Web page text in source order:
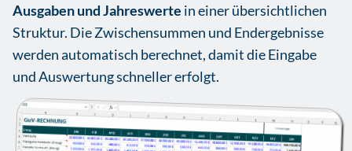
Ausgaben und Jahreswerte in einer übersichtlichen
Struktur. Die Zwischensummen und Endergebnisse
werden automatisch berechnet, damit die Eingabe
und Auswertung schneller erfolgt.